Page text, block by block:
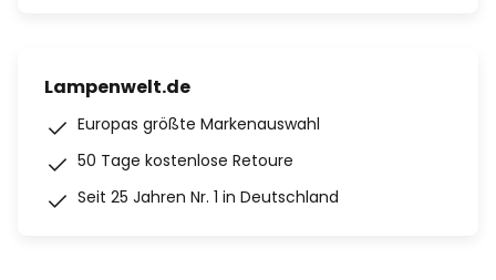
Lampenwelt.de
Europas größte Markenauswahl
50 Tage kostenlose Retoure
Seit 25 Jahren Nr. 1 in Deutschland